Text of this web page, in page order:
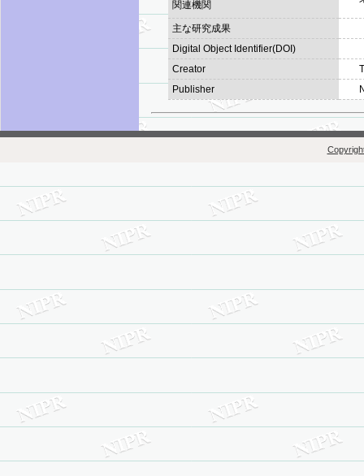
関連機関
主な研究成果
Digital Object Identifier(DOI)
Creator
Publisher